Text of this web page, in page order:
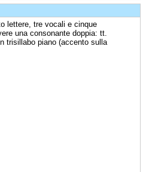
lettere, tre vocali e cinque
una consonante doppia: tt.
trisillabo piano (accento sulla